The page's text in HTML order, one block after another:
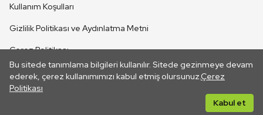
Bu sitede tanımlama bilgileri kullanılır. Sitede gezinmeye devam
ederek, çerez kullanımımızı kabul etmiş olursunuz.Çerez
Politikası
Kabul et
CANLI YAYINLAR
Kullanım Koşulları
Gizlilik Politikası ve Aydınlatma Metni
Çerez Politikası
İletişim
Her hakkı saklıdır. ©2026 TRT. Bağlantı yoluyla gidilen dış